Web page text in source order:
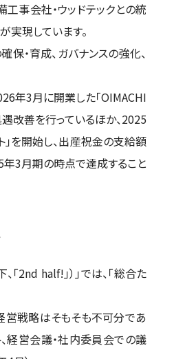
事会社・ウッドテックとの統
実現しています。
・育成、ガバナンスの強化、
年3月に開業した「OIMACHI
改善を行っているほか、2025
を開始し、出産祝金の支給額
年3月期の時点で達成すること
2nd half!」）」では、「総合た
営戦略はそもそも不可分であ
経営会議・社内委員会での議